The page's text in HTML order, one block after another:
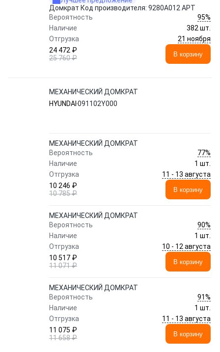
Домкрат Код производителя: 9280A012 АРТ
Вероятность
95%
Наличие
382 шт.
Отгрузка
21 ноября
24 472 ₽
25 760 ₽
В корзину
МЕХАНИЧЕСКИЙ ДОМКРАТ
HYUNDAI 091102Y000
МЕХАНИЧЕСКИЙ ДОМКРАТ
Вероятность
77%
Наличие
1 шт.
Отгрузка
11 - 13 августа
10 246 ₽
10 785 ₽
В корзину
МЕХАНИЧЕСКИЙ ДОМКРАТ
Вероятность
90%
Наличие
1 шт.
Отгрузка
10 - 12 августа
10 517 ₽
11 071 ₽
В корзину
МЕХАНИЧЕСКИЙ ДОМКРАТ
Вероятность
91%
Наличие
1 шт.
Отгрузка
11 - 13 августа
11 075 ₽
11 658 ₽
В корзину